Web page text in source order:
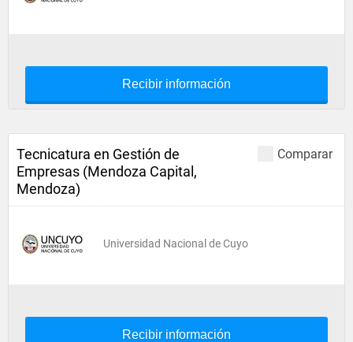
Recibir información
Comparar
Tecnicatura en Gestión de
Empresas (Mendoza Capital,
Mendoza)
Universidad Nacional de Cuyo
Recibir información